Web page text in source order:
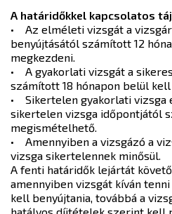
A határidőkkel kapcsolatos
• Az elméleti vizsgát a
benyújtásától számított 12
megkezdeni.
• A gyakorlati vizsgát a
számított 18 hónapon belül
• Sikertelen gyakorlati vizsga
sikertelen vizsga időpontjától
megismételhető.
• Amennyiben a vizsgázó a
vizsga sikertelennek minősül.
A fenti határidők lejártát
amennyiben vizsgát kíván
kell benyújtania, továbbá a